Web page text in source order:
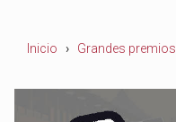
Inicio Grandes premios